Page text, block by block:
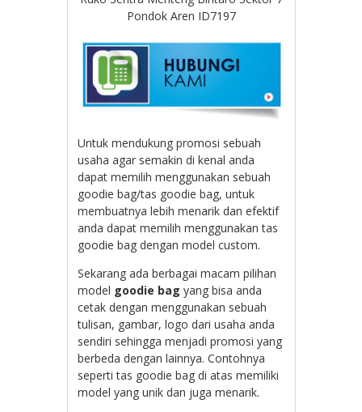
Pondok Aren ID7197
Untuk mendukung promosi sebuah
usaha agar semakin di kenal anda
dapat memilih menggunakan sebuah
goodie bag/tas goodie bag, untuk
membuatnya lebih menarik dan efektif
anda dapat memilih menggunakan tas
goodie bag dengan model custom.
Sekarang ada berbagai macam pilihan
model goodie bag yang bisa anda
cetak dengan menggunakan sebuah
tulisan, gambar, logo dari usaha anda
sendiri sehingga menjadi promosi yang
berbeda dengan lainnya. Contohnya
seperti tas goodie bag di atas memiliki
model yang unik dan juga menarik.